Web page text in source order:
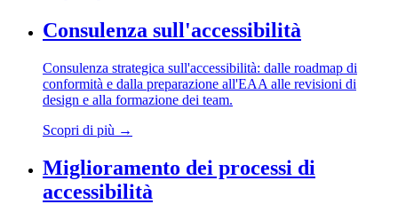
Consulenza sull'accessibilità
Consulenza strategica sull'accessibilità: dalle roadmap di
conformità e dalla preparazione all'EAA alle revisioni di
design e alla formazione dei team.
Scopri di più →
Miglioramento dei processi di
accessibilità